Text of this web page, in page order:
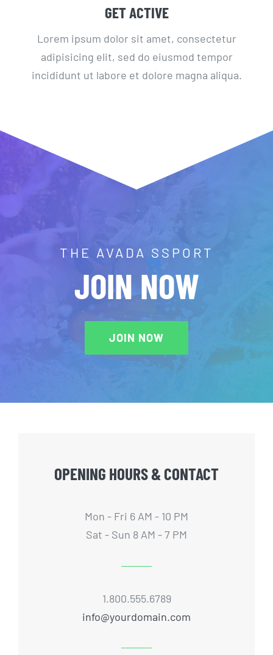
GET ACTIVE
Lorem ipsum dolor sit amet, consectetur
adipisicing elit, sed do eiusmod tempor
incididunt ut labore et dolore magna aliqua.
THE AVADA SSPORT
JOIN NOW
JOIN NOW
OPENING HOURS & CONTACT
Mon - Fri 6 AM - 10 PM
Sat - Sun 8 AM - 7 PM
1.800.555.6789
info@yourdomain.com